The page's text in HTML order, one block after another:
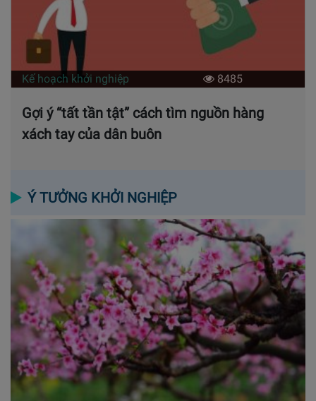
Kế hoạch khởi nghiệp 8485
Gợi ý “tất tần tật” cách tìm nguồn hàng
xách tay của dân buôn
Ý TƯỞNG KHỞI NGHIỆP